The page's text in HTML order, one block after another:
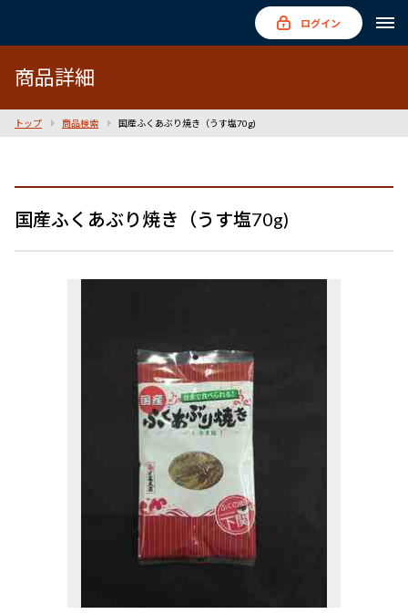
ログイン
商品詳細
トップ 商品検索 国産ふくあぶり焼き（うす塩70g)
国産ふくあぶり焼き（うす塩70g)